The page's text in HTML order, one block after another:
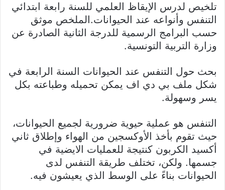
تلخيص لدرس الإيقاظ العلمي للسنة رابعة ابتدائي
التنفس وأنواعه عند الحيوانات.الملخص موثق
حسب البرامج الرسمية للدرجة الثانية الصادرة عن
وزارة التربية التونسية.
بحث حول التنفس عند الحيوانات السنة الرابعة في
شكل ملف بي دي اف يمكن تحميله وطباعته بكل
يسر وسهولة.
التنفس هو عملية حيوية ضرورية لجميع الحيوانات،
حيث تقوم بأخذ الأوكسجين من الهواء وإطلاق ثاني
أكسيد الكربون كنتيجة للعمليات الايضية في
جسمها. ولكن، تختلف طريقة التنفس لدى
الحيوانات بناءً على الوسط الذي يعيشون فيه.